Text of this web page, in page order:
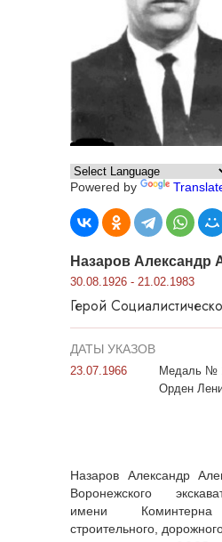
Powered by
Назаров Александр
30.08.1926 - 21.02.1983
Герой
ДАТЫ УКАЗОВ
23.07.1966
Медаль №
Орден
Назаров Александр
Воронежского
имени Коминтерна
строительного,